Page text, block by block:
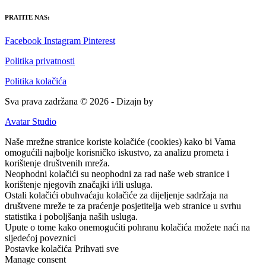
PRATITE NAS:
Facebook Instagram Pinterest
Politika privatnosti
Politika kolačića
Sva prava zadržana © 2026 - Dizajn by
Avatar Studio
Naše mrežne stranice koriste kolačiće (cookies) kako bi Vama
omogućili najbolje korisničko iskustvo, za analizu prometa i
korištenje društvenih mreža.
Neophodni kolačići su neophodni za rad naše web stranice i
korištenje njegovih značajki i/ili usluga.
Ostali kolačići obuhvaćaju kolačiće za dijeljenje sadržaja na
društvene mreže te za praćenje posjetitelja web stranice u svrhu
statistika i poboljšanja naših usluga.
Upute o tome kako onemogućiti pohranu kolačića možete naći na
sljedećoj poveznici
Postavke kolačića Prihvati sve
Manage consent